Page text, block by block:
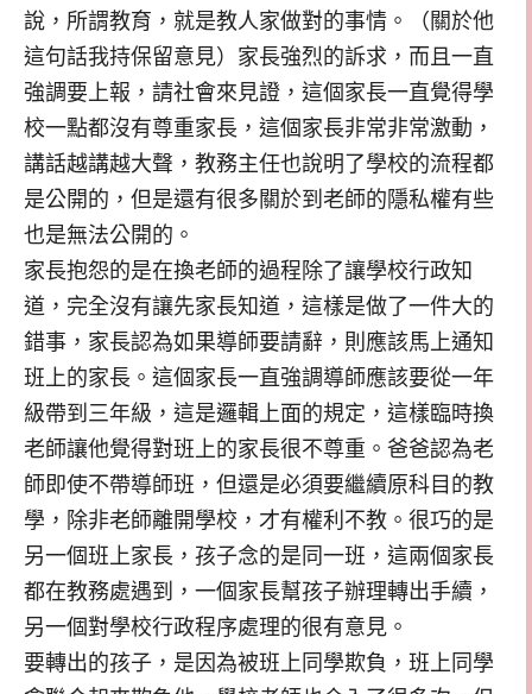
說，所謂教育，就是教人家做對的事情。（關於他
這句話我持保留意見）家長強烈的訴求，而且一直
強調要上報，請社會來見證，這個家長一直覺得學
校一點都沒有尊重家長，這個家長非常非常激動，
講話越講越大聲，教務主任也說明了學校的流程都
是公開的，但是還有很多關於到老師的隱私權有些
也是無法公開的。
家長抱怨的是在換老師的過程除了讓學校行政知
道，完全沒有讓先家長知道，這樣是做了一件大的
錯事，家長認為如果導師要請辭，則應該馬上通知
班上的家長。這個家長一直強調導師應該要從一年
級帶到三年級，這是邏輯上面的規定，這樣臨時換
老師讓他覺得對班上的家長很不尊重。爸爸認為老
師即使不帶導師班，但還是必須要繼續原科目的教
學，除非老師離開學校，才有權利不教。很巧的是
另一個班上家長，孩子念的是同一班，這兩個家長
都在教務處遇到，一個家長幫孩子辦理轉出手續，
另一個對學校行政程序處理的很有意見。
要轉出的孩子，是因為被班上同學欺負，班上同學